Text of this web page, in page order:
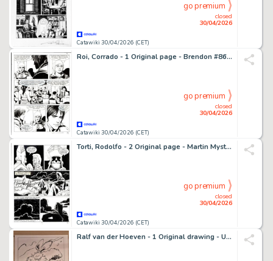
Catawiki 30/04/2026 (CET)
closed
30/04/2026
go premium
Roi, Corrado - 1 Original page - Brendon #86 - "La strega d'inverno" - 2012
Catawiki 30/04/2026 (CET)
closed
30/04/2026
go premium
Torti, Rodolfo - 2 Original page - Martin Mystere #153 - "Diavoli dell'Inferno!" - 1994
Catawiki 30/04/2026 (CET)
closed
30/04/2026
go premium
Ralf van der Hoeven - 1 Original drawing - USAGI YOJIMBO - USAGI YOJIMBO - 2023